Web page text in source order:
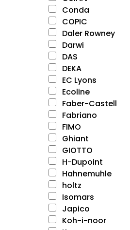
Conda
COPIC
Daler Rowney
Darwi
DAS
DEKA
EC Lyons
Ecoline
Faber-Castell
Fabriano
FIMO
Ghiant
GIOTTO
H-Dupoint
Hahnemuhle
holtz
Isomars
Japico
Koh-i-noor